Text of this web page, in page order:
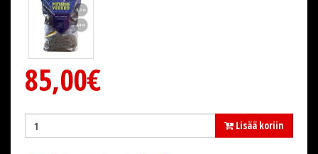
85,00€
Lisää koriin